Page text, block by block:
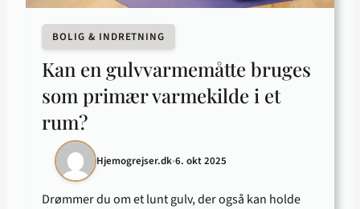
BOLIG & INDRETNING
Kan en gulvvarmemåtte bruges
som primær varmekilde i et
rum?
Hjemogrejser.dk•6. okt 2025
Drømmer du om et lunt gulv, der også kan holde